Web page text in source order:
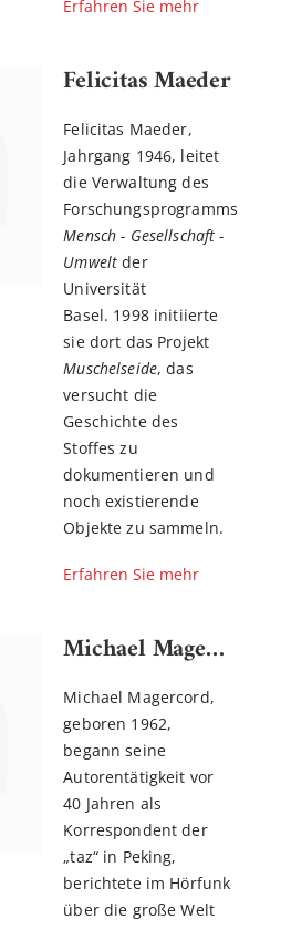
Erfahren Sie mehr
Felicitas Maeder
Felicitas Maeder,
Jahrgang 1946, leitet
die Verwaltung des
Forschungsprogramms
Mensch - Gesellschaft -
Umwelt der
Universität
Basel. 1998 initiierte
sie dort das Projekt
Muschelseide, das
versucht die
Geschichte des
Stoffes zu
dokumentieren und
noch existierende
Objekte zu sammeln.
Erfahren Sie mehr
Michael Magercord
Michael Magercord,
geboren 1962,
begann seine
Autorentätigkeit vor
40 Jahren als
Korrespondent der
„taz“ in Peking,
berichtete im Hörfunk
über die große Welt